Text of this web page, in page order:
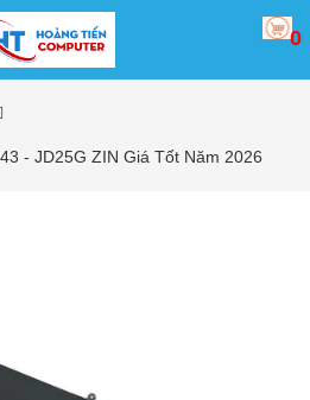
0
- JD25G ZIN Giá Tốt Năm 2026